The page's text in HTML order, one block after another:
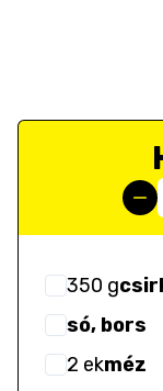
350 g
só, bors
2 ekméz